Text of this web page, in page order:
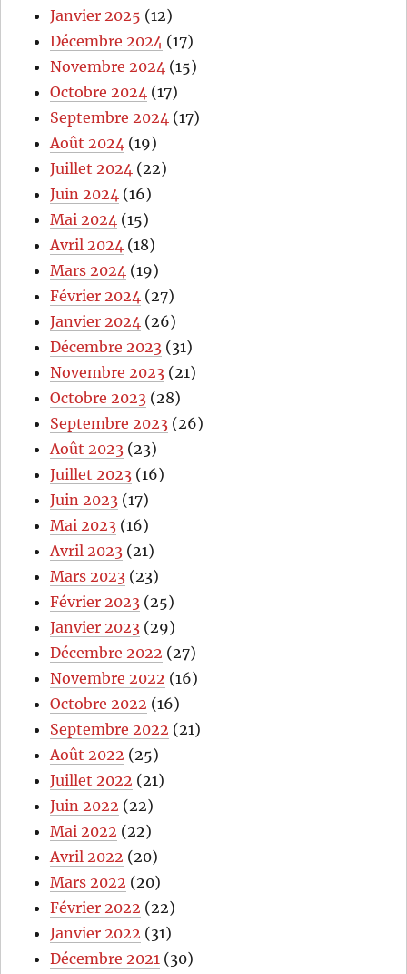
Janvier 2025 (12)
Décembre 2024 (17)
Novembre 2024 (15)
Octobre 2024 (17)
Septembre 2024 (17)
Août 2024 (19)
Juillet 2024 (22)
Juin 2024 (16)
Mai 2024 (15)
Avril 2024 (18)
Mars 2024 (19)
Février 2024 (27)
Janvier 2024 (26)
Décembre 2023 (31)
Novembre 2023 (21)
Octobre 2023 (28)
Septembre 2023 (26)
Août 2023 (23)
Juillet 2023 (16)
Juin 2023 (17)
Mai 2023 (16)
Avril 2023 (21)
Mars 2023 (23)
Février 2023 (25)
Janvier 2023 (29)
Décembre 2022 (27)
Novembre 2022 (16)
Octobre 2022 (16)
Septembre 2022 (21)
Août 2022 (25)
Juillet 2022 (21)
Juin 2022 (22)
Mai 2022 (22)
Avril 2022 (20)
Mars 2022 (20)
Février 2022 (22)
Janvier 2022 (31)
Décembre 2021 (30)